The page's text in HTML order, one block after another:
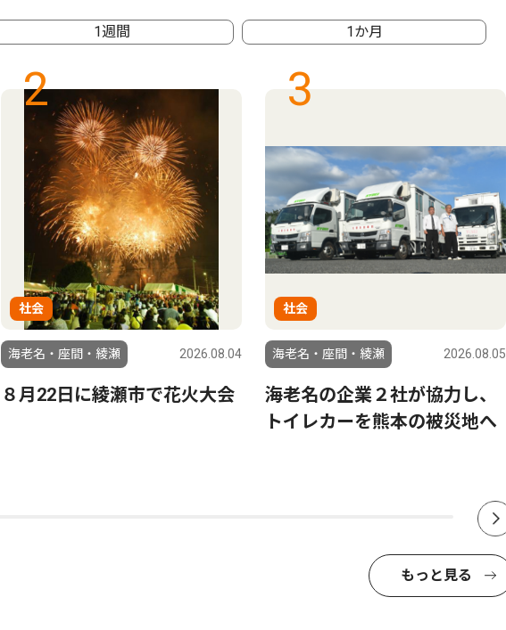
1週間 1か月
2
社会
海老名・座間・綾瀬 2026.08.04
８月22日に綾瀬市で花火大会
3
社会
海老名・座間・綾瀬 2026.08.05
海老名の企業２社が協力し、
トイレカーを熊本の被災地へ
もっと見る